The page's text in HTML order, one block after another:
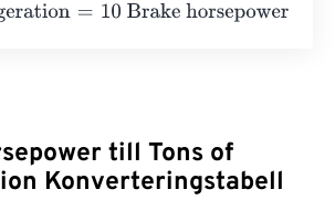
=10 Brake horsepower×0.2091
till Tons of
Konverteringstabell